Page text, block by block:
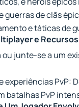
guerras de clãs
e táticas de
e
ou junte-se a um
experiências PvP:
batalhas PvP